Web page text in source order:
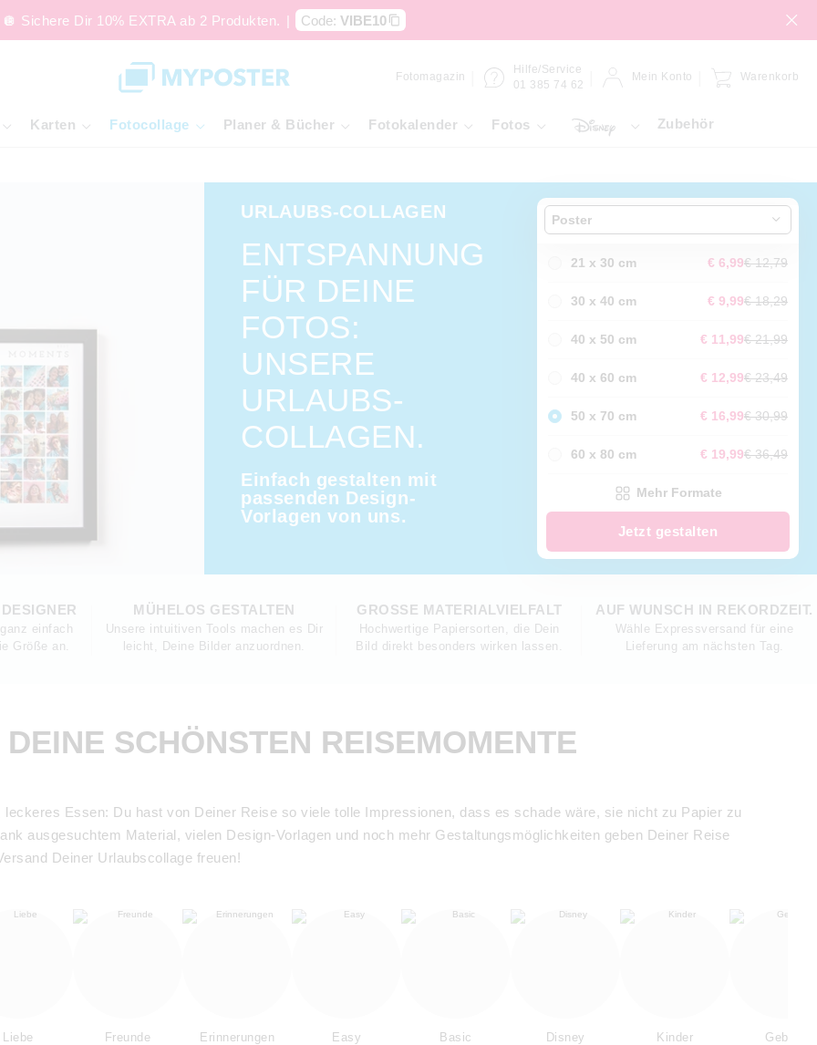
🪩 Sichere Dir 10% EXTRA ab 2 Produkten. | Code: VIBE10
Fotomagazin
Hilfe/Service
01 385 74 62
Mein Konto Warenkorb
Karten Fotocollage Planer & Bücher Fotokalender Fotos Zubehör
URLAUBS-COLLAGEN
ENTSPANNUNG
FÜR DEINE
FOTOS:
UNSERE
URLAUBS-
COLLAGEN.
Einfach gestalten mit
passenden Design-
Vorlagen von uns.
einfach
Größe an.
MÜHELOS GESTALTEN
Unsere intuitiven Tools machen es Dir
leicht, Deine Bilder anzuordnen.
GROSSE MATERIALVIELFALT
Hochwertige Papiersorten, die Dein
Bild direkt besonders wirken lassen.
AUF WUNSCH IN REKORDZEIT.
Wähle Expressversand für eine
Lieferung am nächsten Tag.
Poster
21 x 30 cm € 6,99€ 12,79
30 x 40 cm € 9,99€ 18,29
40 x 50 cm € 11,99€ 21,99
40 x 60 cm € 12,99€ 23,49
50 x 70 cm € 16,99€ 30,99
60 x 80 cm € 19,99€ 36,49
Mehr Formate
Jetzt gestalten
SCHÖNSTEN REISEMOMENTE
Essen: Du hast von Deiner Reise so viele tolle Impressionen, dass es schade wäre, sie nicht zu Papier zu
ausgesuchtem Material, vielen Design-Vorlagen und noch mehr Gestaltungsmöglichkeiten geben Deiner Reise
Deiner Urlaubscollage freuen!
Liebe Freunde Erinnerungen Easy Basic Disney Kinder Geburt